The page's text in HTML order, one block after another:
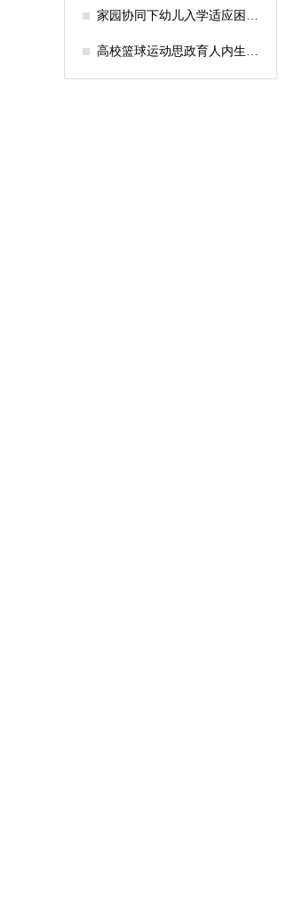
家园协同下幼儿入学适应困难
高校篮球运动思政育人内生逻